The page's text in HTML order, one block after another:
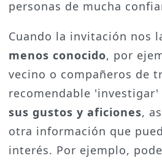
personas de mucha
Cuando la invitación nos
menos conocido, por
vecino o compañeros de
recomendable
sus gustos y aficiones,
otra información que
interés. Por ejemplo,